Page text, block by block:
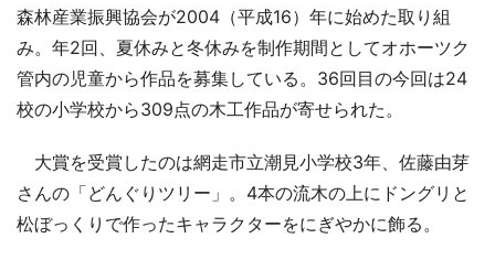
森林産業振興協会が2004（平成16）年に始めた取り組
み。年2回、夏休みと冬休みを制作期間としてオホーツク
管内の児童から作品を募集している。36回目の今回は24
校の小学校から309点の木工作品が寄せられた。
大賞を受賞したのは網走市立潮見小学校3年、佐藤由芽
さんの「どんぐりツリー」。4本の流木の上にドングリと
松ぼっくりで作ったキャラクターをにぎやかに飾る。